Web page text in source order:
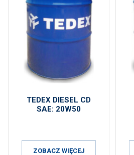
TEDEX DIESEL CD
SAE: 20W50
ZOBACZ WIĘCEJ